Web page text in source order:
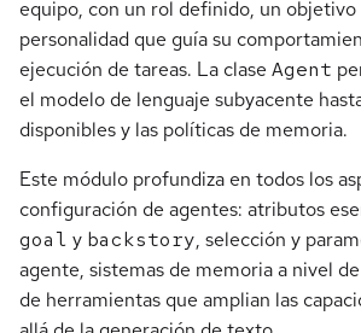
equipo, con un rol definido, un
personalidad que guía su
ejecución de tareas. La clase Agent
el modelo de lenguaje subyacente
disponibles y las políticas de memoria.
Este módulo profundiza en todos los
configuración de agentes: atributos
goal y backstory, selección y
agente, sistemas de memoria a nivel
de herramientas que amplian las